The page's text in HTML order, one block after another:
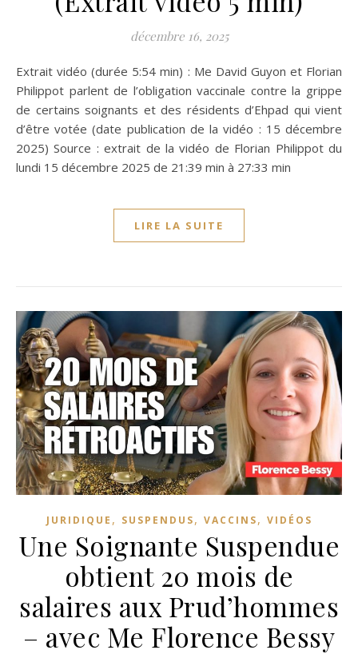
décembre 16, 2025
Extrait vidéo (durée 5:54 min) : Me David Guyon et Florian
Philippot parlent de l’obligation vaccinale contre la grippe
de certains soignants et des résidents d’Ehpad qui vient
d’être votée (date publication de la vidéo : 15 décembre
2025) Source : extrait de la vidéo de Florian Philippot du
lundi 15 décembre 2025 de 21:39 min à 27:33 min
LIRE LA SUITE
JURIDIQUE , SUSPENDUS, VACCINS, VIDÉOS
Une Soignante Suspendue
obtient 20 mois de
salaires aux Prud’hommes
– avec Me Florence Bessy